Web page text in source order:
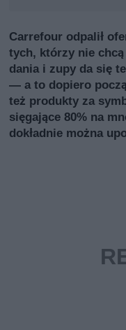
Carrefour odpalił
tych, którzy nie
dania i zupy da się
— a to dopiero
też produkty za
sięgające 80% na
dokładnie można